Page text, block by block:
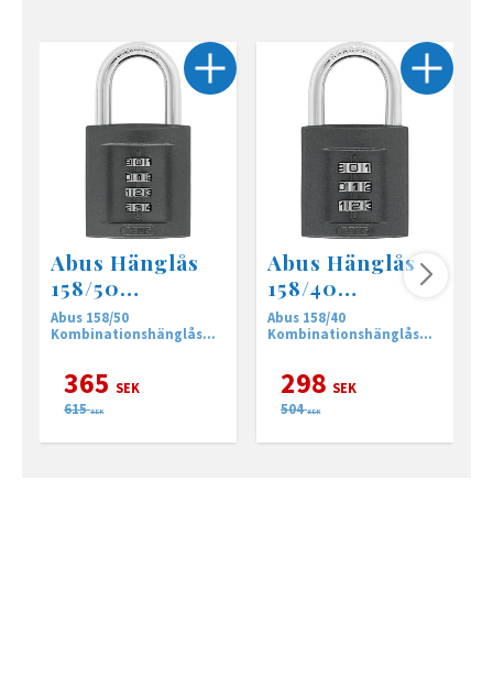
Abus Hänglås
158/50
Kombinationslå
s
Abus 158/50
Kombinationshänglås
365 SEK
615 SEK
Abus Hänglås
158/40
Kombinationslå
s
Abus 158/40
Kombinationshänglås
298 SEK
504 SEK